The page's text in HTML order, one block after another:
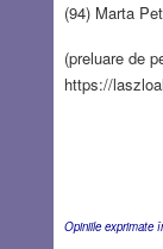
(94) Marta
(preluare de
https://
Opiniile exprimate